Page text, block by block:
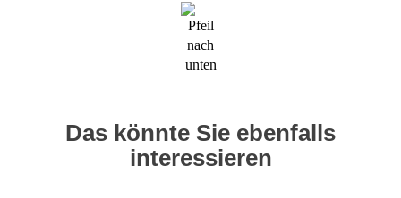
Das könnte Sie ebenfalls
interessieren